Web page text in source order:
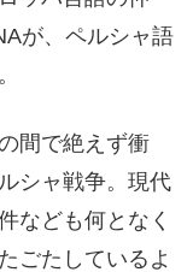
が、ペルシャ語
間で絶えず衝
シャ戦争。現代
なども何となく
ごたしているよ